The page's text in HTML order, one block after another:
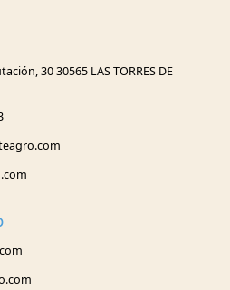
30 30565 LAS TORRES DE